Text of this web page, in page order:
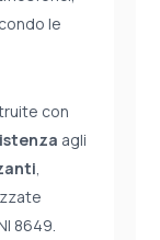
le
con
agli
,
8649.